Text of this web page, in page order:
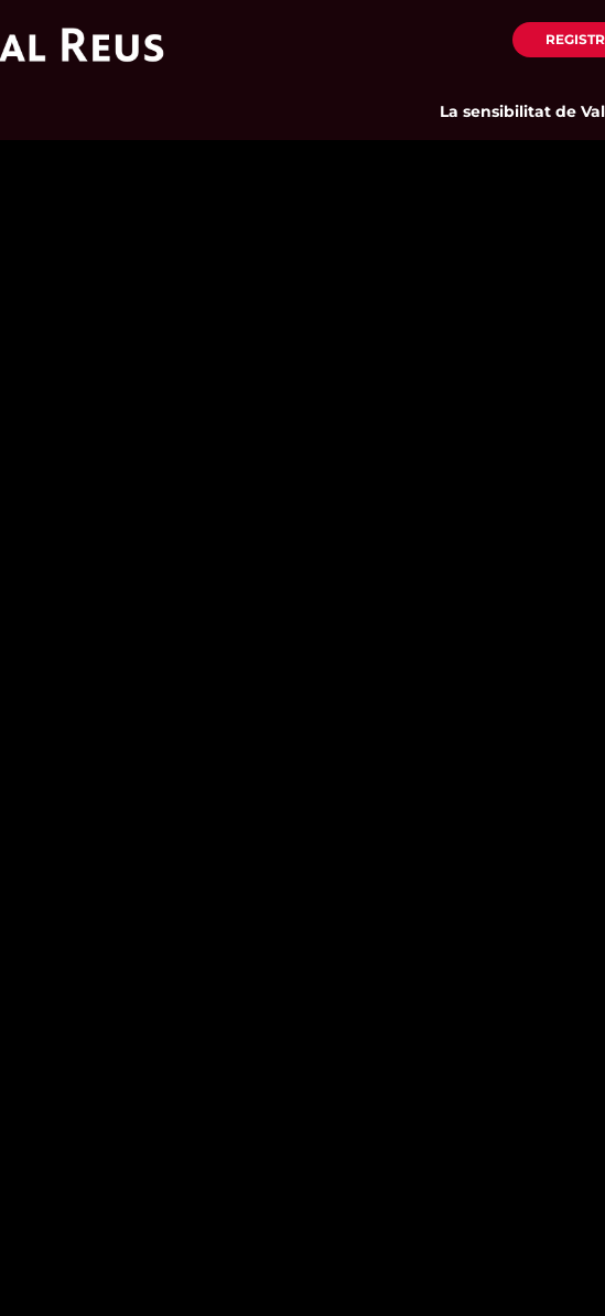
La sensibilitat de